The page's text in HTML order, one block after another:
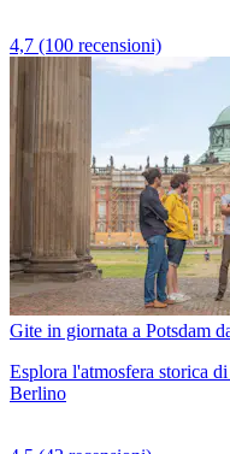
4,7 (100 recensioni)
Gite in giornata a Potsdam
Esplora l'atmosfera storica
Berlino